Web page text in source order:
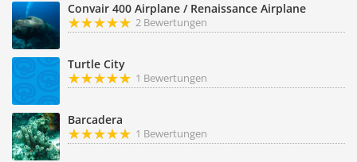
Convair 400 Airplane / Renaissance Airplane
2 Bewertungen
Turtle City
1 Bewertungen
Barcadera
1 Bewertungen